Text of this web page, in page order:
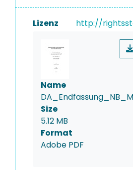
Lizenz http://
Name
Size
5.12 MB
Format
Adobe PDF